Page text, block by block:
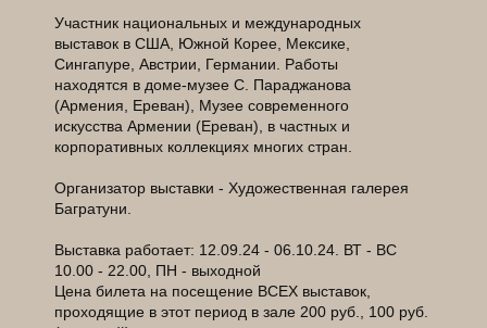
Участник национальных и международных
выставок в США, Южной Корее, Мексике,
Сингапуре, Австрии, Германии. Работы
находятся в доме-музее С. Параджанова
(Армения, Ереван), Музее современного
искусства Армении (Ереван), в частных и
корпоративных коллекциях многих стран.
Организатор выставки - Художественная галерея
Багратуни.
Выставка работает: 12.09.24 - 06.10.24. ВТ - ВС
10.00 - 22.00, ПН - выходной
Цена билета на посещение ВСЕХ выставок,
проходящие в этот период в зале 200 руб., 100 руб.